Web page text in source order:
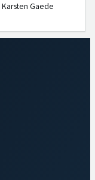
Karsten Gaede